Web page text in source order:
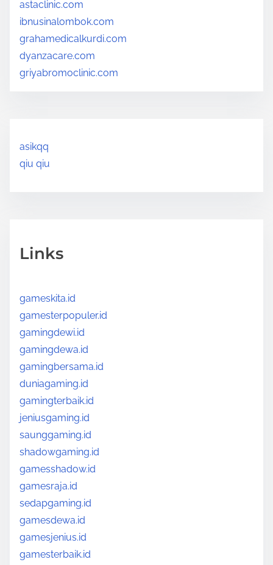
astaclinic.com
ibnusinalombok.com
grahamedicalkurdi.com
dyanzacare.com
griyabromoclinic.com
asikqq
qiu qiu
Links
gameskita.id
gamesterpopuler.id
gamingdewi.id
gamingdewa.id
gamingbersama.id
duniagaming.id
gamingterbaik.id
jeniusgaming.id
saunggaming.id
shadowgaming.id
gamesshadow.id
gamesraja.id
sedapgaming.id
gamesdewa.id
gamesjenius.id
gamesterbaik.id